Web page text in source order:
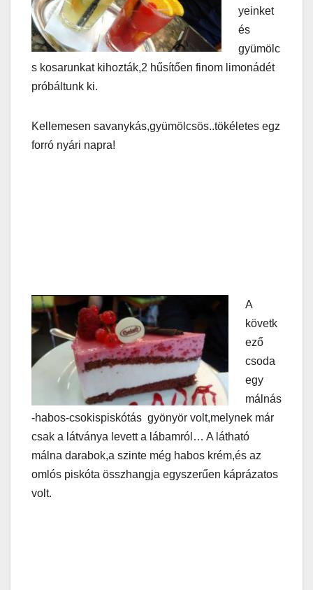
yeinket
és
gyümölc
s kosarunkat kihozták,2 hűsítően finom limonádét
próbáltunk ki.
Kellemesen savanykás,gyümölcsös..tökéletes egz
forró nyári napra!
A
követk
ező
csoda
egy
málnás
-habos-csokispiskótás gyönyör volt,melynek már
csak a látványa levett a lábamról… A látható
málna darabok,a szinte még habos krém,és az
omlós piskóta összhangja egyszerűen káprázatos
volt.